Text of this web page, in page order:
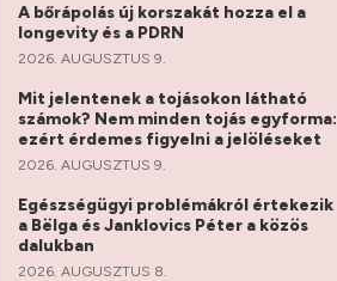
A bőrápolás új korszakát hozza el a
longevity és a PDRN
2026. AUGUSZTUS 9.
Mit jelentenek a tojásokon látható
számok? Nem minden tojás egyforma:
ezért érdemes figyelni a jelöléseket
2026. AUGUSZTUS 9.
Egészségügyi problémákról értekezik
a Bëlga és Janklovics Péter a közös
dalukban
2026. AUGUSZTUS 8.